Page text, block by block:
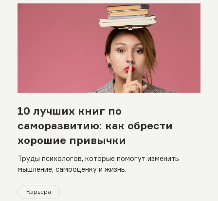
10 лучших книг по
саморазвитию: как обрести
хорошие привычки
Труды психологов, которые помогут изменить
мышление, самооценку и жизнь.
Карьера